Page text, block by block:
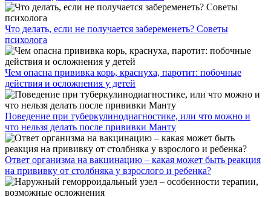
Что делать, если не получается забеременеть? Советы
психолога
Чем опасна прививка корь, краснуха, паротит: побочные
действия и осложнения у детей
Поведение при туберкулинодиагностике, или что можно и
что нельзя делать после прививки Манту
Ответ организма на вакцинацию – какая может быть реакция
на прививку от столбняка у взрослого и ребенка?